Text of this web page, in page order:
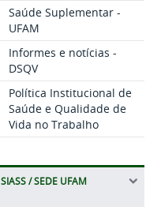
Saúde Suplementar -
UFAM
Informes e notícias -
DSQV
Política Institucional de
Saúde e Qualidade de
Vida no Trabalho
SIASS / SEDE UFAM